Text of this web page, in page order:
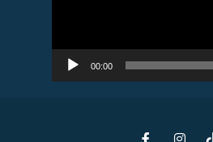
00:00